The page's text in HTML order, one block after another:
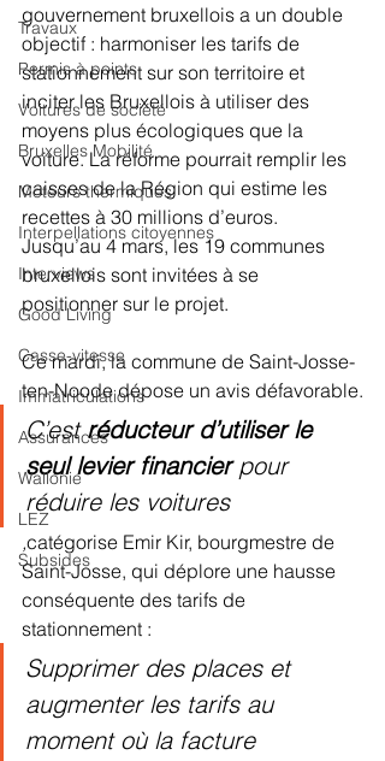
Travaux
Permis à points
Voitures de société
Bruxelles Mobilité
Moteurs thermiques
Interpellations citoyennes
Interviews
Good Living
Casse-vitesse
Immatriculations
Assurances
Wallonie
LEZ
Subsides
gouvernement bruxellois a un double
objectif : harmoniser les tarifs de
stationnement sur son territoire et
inciter les Bruxellois à utiliser des
moyens plus écologiques que la
voiture. La réforme pourrait remplir les
caisses de la Région qui estime les
recettes à 30 millions d’euros.
Jusqu’au 4 mars, les 19 communes
bruxellois sont invitées à se
positionner sur le projet.
Ce mardi, la commune de Saint-Josse-
ten-Noode dépose un avis défavorable.
C’est réducteur d’utiliser le
seul levier financier pour
réduire les voitures
,catégorise Emir Kir, bourgmestre de
Saint-Josse, qui déplore une hausse
conséquente des tarifs de
stationnement :
Supprimer des places et
augmenter les tarifs au
moment où la facture